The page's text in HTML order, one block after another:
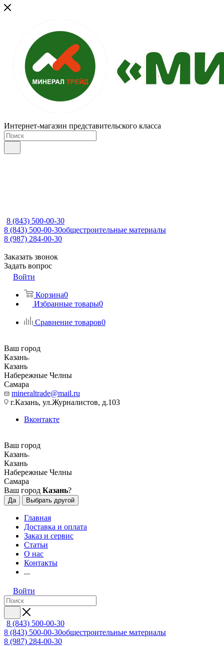
Интернет-магазин представительского класса
8 (843) 500-00-30
8 (843) 500-00-30общестроительные материалы
8 (987) 284-00-30
Заказать звонок
Задать вопрос
Войти
Корзина0
Избранные товары0
Сравнение товаров0
Ваш город
Казань
Казань
Набережные Челны
Самара
mineraltrade@mail.ru
г.Казань, ул.Журналистов, д.103
Вконтакте
Ваш город
Казань
Казань
Набережные Челны
Самара
Ваш город Казань?
Да Выбрать другой
Главная
Доставка и оплата
Заказ и сервис
Статьи
О нас
Контакты
...
Войти
8 (843) 500-00-30
8 (843) 500-00-30общестроительные материалы
8 (987) 284-00-30